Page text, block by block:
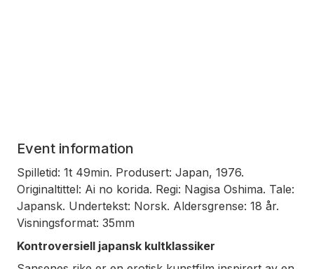
Event information
Spilletid: 1t 49min. Produsert: Japan, 1976.
Originaltittel: Ai no korida. Regi: Nagisa Oshima. Tale:
Japansk. Undertekst: Norsk. Aldersgrense: 18 år.
Visningsformat: 35mm
Kontroversiell japansk kultklassiker